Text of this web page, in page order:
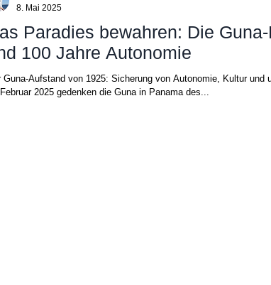
Paradies bewahren: Die
100 Jahre Autonomie
Guna-Aufstand von 1925: Sicherung von Autonomie, Kultur und
Februar 2025 gedenken die Guna in Panama des...
8. Mai 2025